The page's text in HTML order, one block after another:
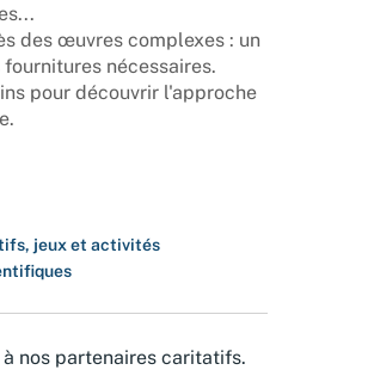
des œuvres complexes : un
nécessaires.
pour découvrir l'approche
jeux et activités
à nos partenaires caritatifs.